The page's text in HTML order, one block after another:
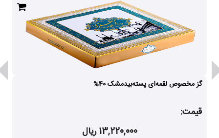
گز مخصوص لقمه‌ای پسته‌بیدمشک 40%
قیمت:
13,220,000 ریال